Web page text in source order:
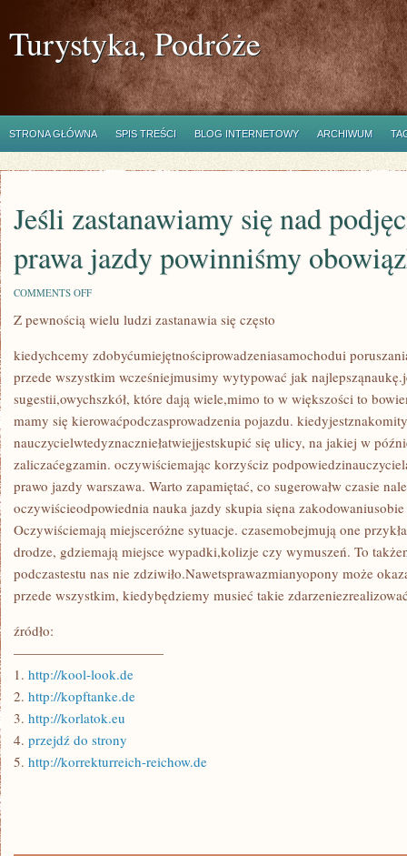
Turystyka, Podróże
STRONA GŁÓWNA SPIS TREŚCI BLOG INTERNETOWY ARCHIWUM
Jeśli zastanawiamy się nad
prawa jazdy powinniśmy
COMMENTS OFFON
ZASTANAWIAMY
PODJĘCIEM
NAUKI
JAZDY
POWINNIŚMY
OBOWIĄZKOWO
WYBRAĆ
Z pewnością wielu ludzi zastanawia się często
kiedychcemy zdobyćumiejętnościprowadzeniasamochodui
przede wszystkim wcześniejmusimy wytypować jak
sugestii,owychszkół, które dają wiele,mimo to w większości to
mamy się kierowaćpodczasprowadzenia pojazdu. kiedyjestznakomity
nauczycielwtedyznaczniełatwiejjestskupić się ulicy, na jakiej w
zaliczaćegzamin. oczywiściemając korzyściz
prawo jazdy warszawa. Warto zapamiętać, co sugerowałw czasie
oczywiścieodpowiednia nauka jazdy skupia sięna
Oczywiściemają miejsceróżne sytuacje. czasemobejmują one
drodze, gdziemają miejsce wypadki,kolizje czy wymuszeń. To
podczastestu nas nie zdziwiło.Nawetsprawazmianyopony może
przede wszystkim, kiedybędziemy musieć takie
źródło:
———————————
1. http://kool-look.de
2. http://kopftanke.de
3. http://korlatok.eu
4. przejdź do strony
5. http://korrekturreich-reichow.de